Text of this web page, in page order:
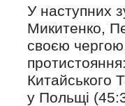
У наступних
Микитенко,
своєю
Китайського
у Польщі